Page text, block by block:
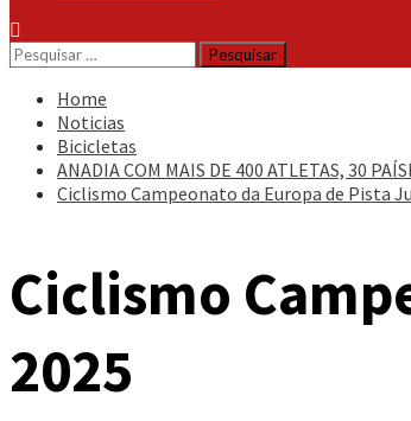
Pesquisar
por:
Home
Noticias
Bicicletas
ANADIA COM MAIS DE 400 ATLETAS, 30
Ciclismo Campeonato da Europa de Pista
Ciclismo
2025